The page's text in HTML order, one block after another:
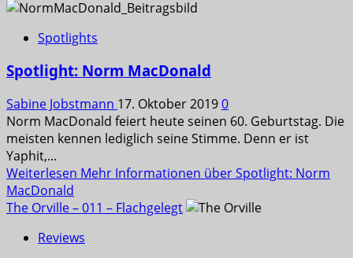
Spotlights
Spotlight: Norm MacDonald
Sabine Jobstmann 17. Oktober 20190
Norm MacDonald feiert heute seinen 60. Geburtstag. Die
meisten kennen lediglich seine Stimme. Denn er ist
Yaphit,...
Weiterlesen Mehr Informationen über Spotlight: Norm
MacDonald
The Orville – 011 – Flachgelegt
Reviews